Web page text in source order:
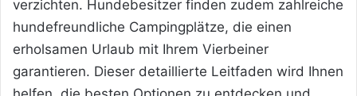
verzichten. Hundebesitzer finden zudem zahlreiche
hundefreundliche Campingplätze, die einen
erholsamen Urlaub mit Ihrem Vierbeiner
garantieren. Dieser detaillierte Leitfaden wird Ihnen